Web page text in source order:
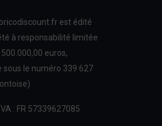
est édité
à responsabilité limitée
euros,
sous le numéro 339 627
: FR 57339627085